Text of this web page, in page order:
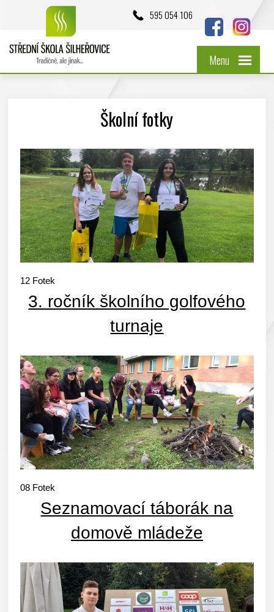
595 054 106
Menu
Školní fotky
12 Fotek
3. ročník školního golfového
turnaje
08 Fotek
Seznamovací táborák na
domově mládeže